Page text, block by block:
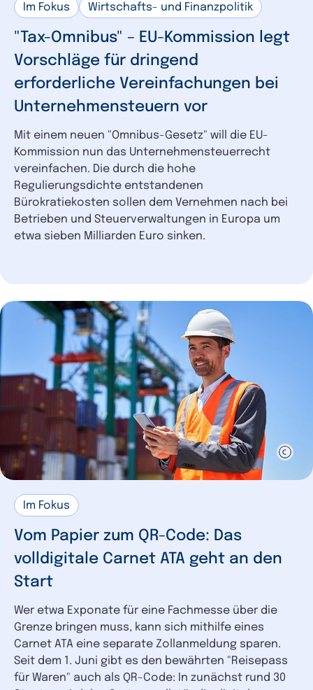
Im Fokus Wirtschafts- und Finanzpolitik
"Tax-Omnibus" – EU-Kommission legt
Vorschläge für dringend
erforderliche Vereinfachungen bei
Unternehmensteuern vor
Mit einem neuen "Omnibus-Gesetz" will die EU-
Kommission nun das Unternehmensteuerrecht
vereinfachen. Die durch die hohe
Regulierungsdichte entstandenen
Bürokratiekosten sollen dem Vernehmen nach bei
Betrieben und Steuerverwaltungen in Europa um
etwa sieben Milliarden Euro sinken.
Im Fokus
Vom Papier zum QR-Code: Das
volldigitale Carnet ATA geht an den
Start
Wer etwa Exponate für eine Fachmesse über die
Grenze bringen muss, kann sich mithilfe eines
Carnet ATA eine separate Zollanmeldung sparen.
Seit dem 1. Juni gibt es den bewährten "Reisepass
für Waren" auch als QR-Code: In zunächst rund 30